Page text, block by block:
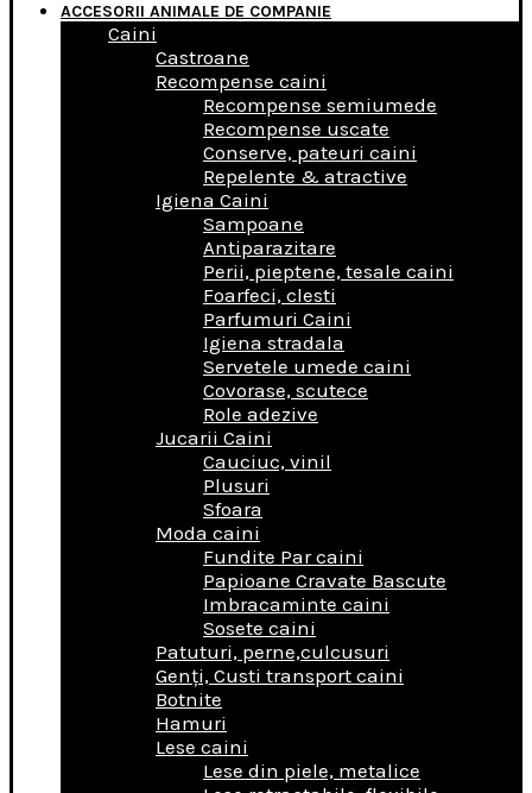
ACCESORII ANIMALE DE COMPANIE
Caini
Castroane
Recompense caini
Recompense semiumede
Recompense uscate
Conserve, pateuri caini
Repelente & atractive
Igiena Caini
Sampoane
Antiparazitare
Perii, pieptene, tesale caini
Foarfeci, clesti
Parfumuri Caini
Igiena stradala
Servetele umede caini
Covorase, scutece
Role adezive
Jucarii Caini
Cauciuc, vinil
Plusuri
Sfoara
Moda caini
Fundite Par caini
Papioane Cravate Bascute
Imbracaminte caini
Sosete caini
Patuturi, perne,culcusuri
Genţi, Custi transport caini
Botnite
Hamuri
Lese caini
Lese din piele, metalice